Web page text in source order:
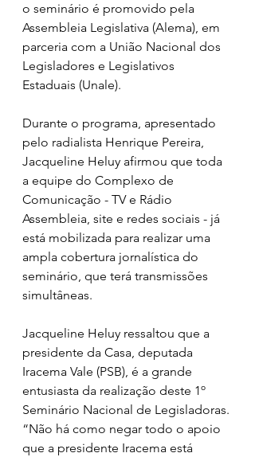
o seminário é promovido pela
Assembleia Legislativa (Alema), em
parceria com a União Nacional dos
Legisladores e Legislativos
Estaduais (Unale).
Durante o programa, apresentado
pelo radialista Henrique Pereira,
Jacqueline Heluy afirmou que toda
a equipe do Complexo de
Comunicação - TV e Rádio
Assembleia, site e redes sociais - já
está mobilizada para realizar uma
ampla cobertura jornalística do
seminário, que terá transmissões
simultâneas.
Jacqueline Heluy ressaltou que a
presidente da Casa, deputada
Iracema Vale (PSB), é a grande
entusiasta da realização deste 1º
Seminário Nacional de Legisladoras.
“Não há como negar todo o apoio
que a presidente Iracema está